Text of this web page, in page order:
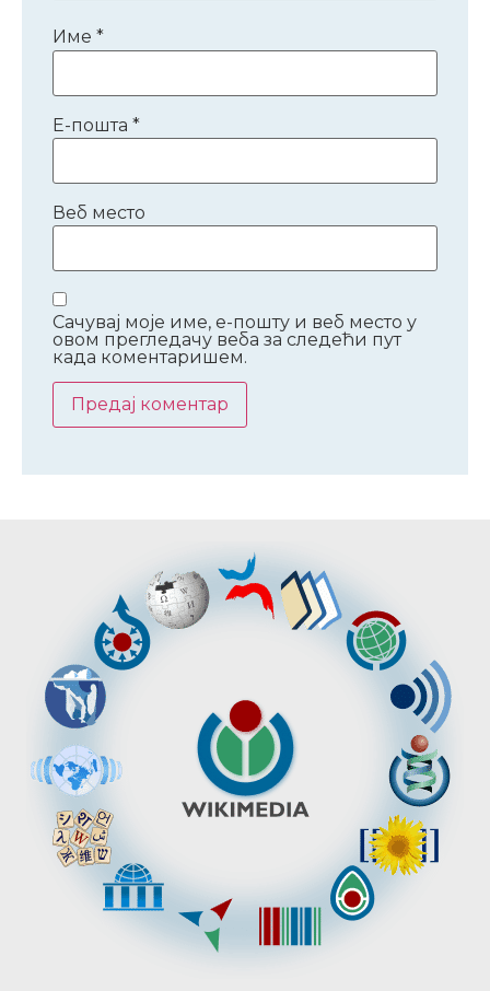
Име *
Е-пошта *
Веб место
Сачувај моје име, е-пошту и веб место у
овом прегледачу веба за следећи пут
када коментаришем.